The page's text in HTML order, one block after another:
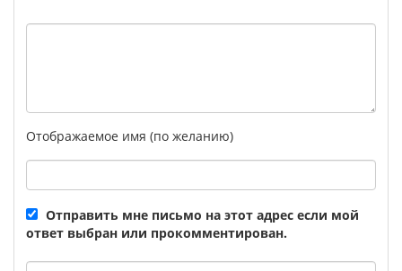
Отображаемое имя (по желанию)
Отправить мне письмо на этот адрес если мой
ответ выбран или прокомментирован.